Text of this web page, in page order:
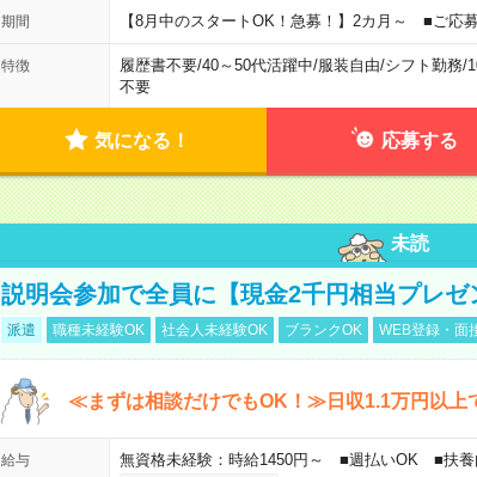
期間 【8月中のスタートOK！急募！】2カ月～ ■ご応
特徴 履歴書不要/40～50代活躍中/服装自由/シフト勤務/
不要
気になる！ 応募する
未読
説明会参加で全員に【現金2千円相当プレ
派遣 職種未経験OK 社会人未経験OK ブランクOK WEB登録・面
≪まずは相談だけでもOK！≫日収1.1万円以上
給与 無資格未経験：時給1450円～ ■週払いOK ■扶